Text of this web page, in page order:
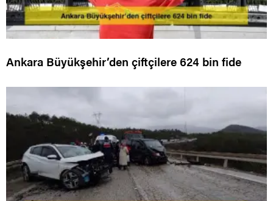
Ankara Büyükşehir’den çiftçilere 624 bin fide